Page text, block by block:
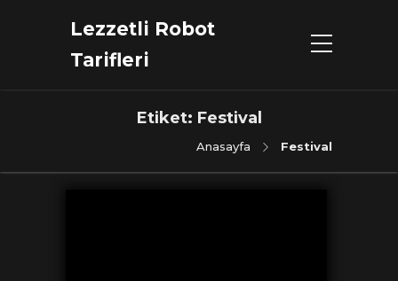
Lezzetli Robot
Tarifleri
Etiket: Festival
Anasayfa Festival